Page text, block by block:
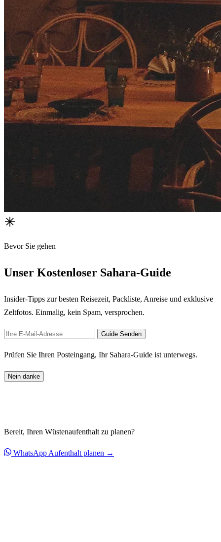
Bevor Sie gehen
Unser Kostenloser Sahara-Guide
Insider-Tipps zur besten Reisezeit, Packliste, Anreise und exklusive
Zeltfotos. Einmalig, kein Spam, versprochen.
Guide Senden
Prüfen Sie Ihren Posteingang, Ihr Sahara-Guide ist unterwegs.
Nein danke
Bereit, Ihren Wüstenaufenthalt zu planen?
WhatsApp Aufenthalt planen →